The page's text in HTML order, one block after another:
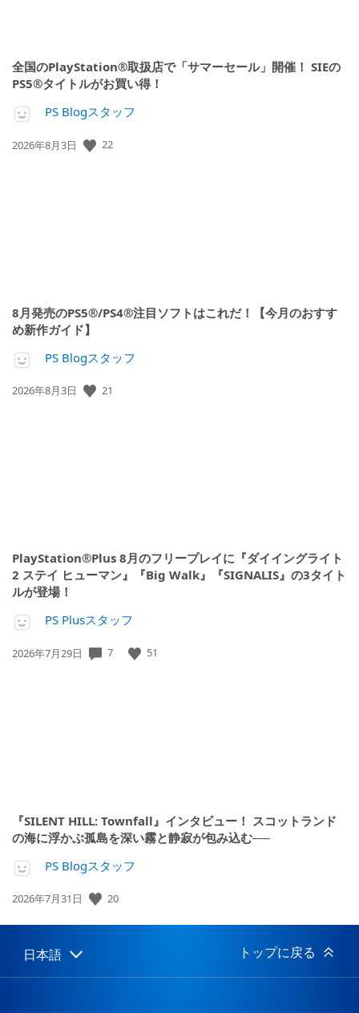
全国のPlayStation®取扱店で「サマーセール」開催！ SIEの
PS5®タイトルがお買い得！
PS Blogスタッフ
公
2026年8月3日 22
8月発売のPS5®/PS4®注目ソフトはこれだ！【今月のおすす
め新作ガイド】
PS Blogスタッフ
公
2026年8月3日 21
PlayStation®Plus 8月のフリープレイに『ダイイングライト
2 ステイ ヒューマン』『Big Walk』『SIGNALIS』の3タイト
ルが登場！
PS Plusスタッフ
公
2026年7月29日 7 51
『SILENT HILL: Townfall』インタビュー！ スコットランド
の海に浮かぶ孤島を深い霧と静寂が包み込む──
PS Blogスタッフ
公
日:
2026年7月31日 20
Select
a
Current
region:
日本語 トップに戻る